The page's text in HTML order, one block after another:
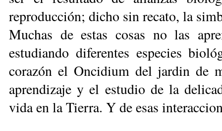
reproducción; dicho sin recato, la
Muchas de estas cosas no las
estudiando diferentes especies
corazón el Oncidium del jardin de
aprendizaje y el estudio de la
vida en la Tierra. Y de esas